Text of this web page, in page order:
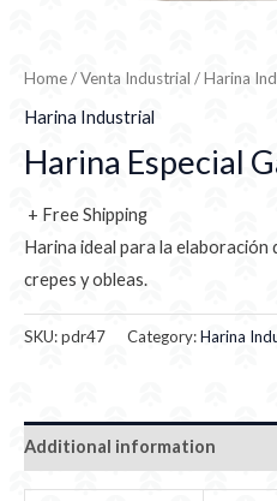
Home/Venta Industrial /Harina
Harina Industrial
Harina Especial
+ Free Shipping
Harina ideal para la elaboración
crepes y obleas.
SKU:pdr47 Category:Harina
Additional information